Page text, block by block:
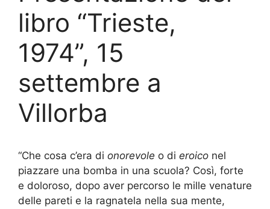
libro “Trieste,
1974”, 15
settembre a
Villorba
“Che cosa c’era di onorevole o di eroico nel
piazzare una bomba in una scuola? Così, forte
e doloroso, dopo aver percorso le mille venature
delle pareti e la ragnatela nella sua mente,